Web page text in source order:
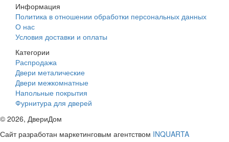
Информация
Политика в отношении обработки персональных данных
О нас
Условия доставки и оплаты
Категории
Распродажа
Двери металические
Двери межкомнатные
Напольные покрытия
Фурнитура для дверей
© 2026, ДвериДом
Сайт разработан маркетинговым агентством INQUARTA